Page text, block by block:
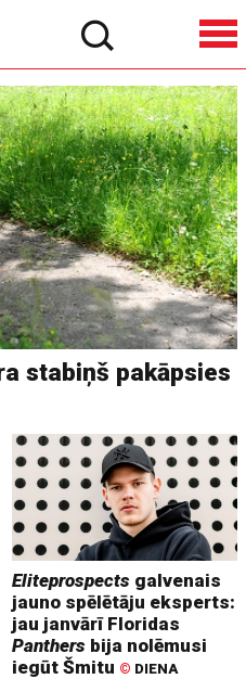
stabiņš pakāpsies
Eliteprospects galvenais
jauno spēlētāju eksperts:
jau janvārī Floridas
Panthers bija nolēmusi
iegūt Šmitu © DIENA